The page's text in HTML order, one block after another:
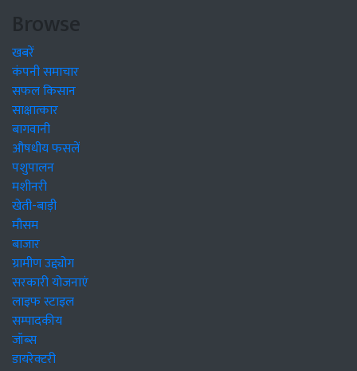
Browse
खबरें
कंपनी समाचार
सफल किसान
साक्षात्कार
बागवानी
औषधीय फसलें
पशुपालन
मशीनरी
खेती-बाड़ी
मौसम
बाजार
ग्रामीण उद्द्योग
सरकारी योजनाएं
लाइफ स्टाइल
सम्पादकीय
जॉब्स
डायरेक्टरी